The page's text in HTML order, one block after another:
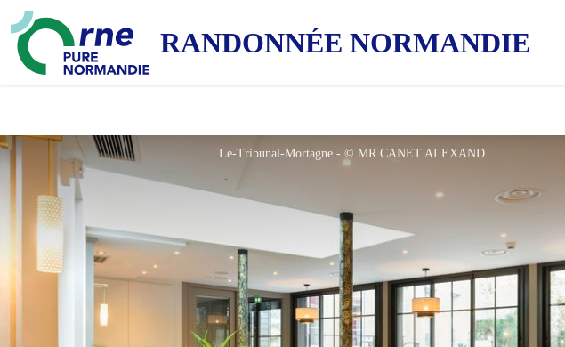
RANDONNÉE NORMANDIE
Le-Tribunal-Mortagne - © MR CANET ALEXANDRE